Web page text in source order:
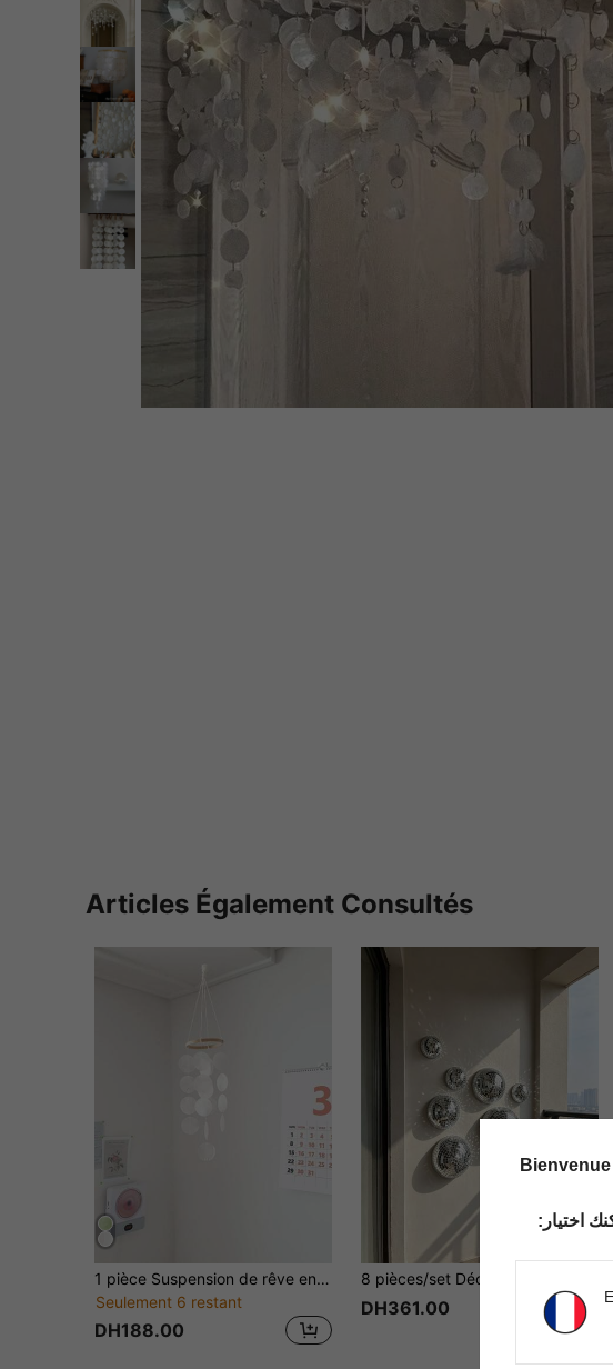
Articles Également Consultés
1 pièce Suspension de rêve en coquillage naturel, œuvre d'art de décoration de pièce, cadeau, charme zen aux tons doux
Seulement 6 restant
DH188.00
DH361.00
اختيار: